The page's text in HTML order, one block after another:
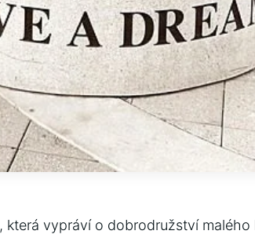
, která vypráví o dobrodružství malého